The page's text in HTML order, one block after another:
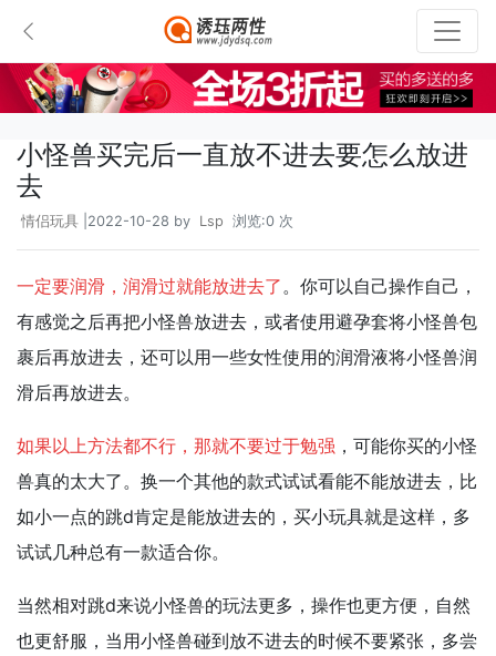
小怪兽买完后一直放不进去要怎么放进
去
情侣玩具 |2022-10-28 by Lsp 浏览:0 次
一定要润滑，润滑过就能放进去了 。你可以自己操作自己，
有感觉之后再把小怪兽放进去，或者使用避孕套将小怪兽包
裹后再放进去，还可以用一些女性使用的润滑液将小怪兽润
滑后再放进去。
如果以上方法都不行，那就不要过于勉强 ，可能你买的小怪
兽真的太大了。换一个其他的款式试试看能不能放进去，比
如小一点的跳d肯定是能放进去的，买小玩具就是这样，多
试试几种总有一款适合你。
当然相对跳d来说小怪兽的玩法更多，操作也更方便，自然
也更舒服，当用小怪兽碰到放不进去的时候不要紧张，多尝